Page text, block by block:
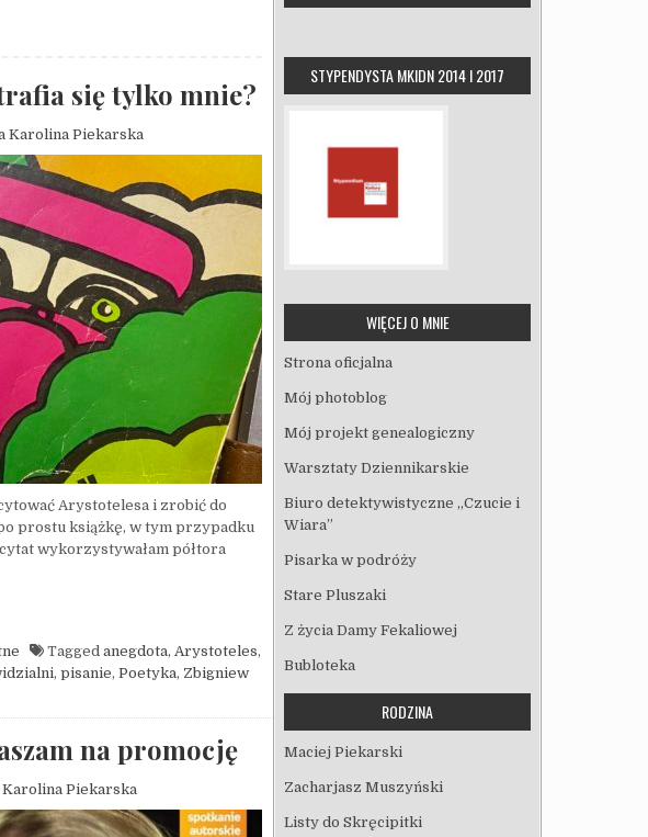
się tylko mnie?
Karolina Piekarska
Arystotelesa i zrobić do
prostu książkę, w tym przypadku
wykorzystywałam półtora
CZYLI CO PRZYTRAFIA SIĘ TYLKO MNIE?
Tagged anegdota, Arystoteles,
, pisanie, Poetyka, Zbigniew
na promocję
Karolina Piekarska
STYPENDYSTA MKIDN 2014 I 2017
WIĘCEJ O MNIE
Strona oficjalna
Mój photoblog
Mój projekt genealogiczny
Warsztaty Dziennikarskie
Biuro detektywistyczne „Czucie i
Wiara”
Pisarka w podróży
Stare Pluszaki
Z życia Damy Fekaliowej
Bubloteka
RODZINA
Maciej Piekarski
Zacharjasz Muszyński
Listy do Skręcipitki